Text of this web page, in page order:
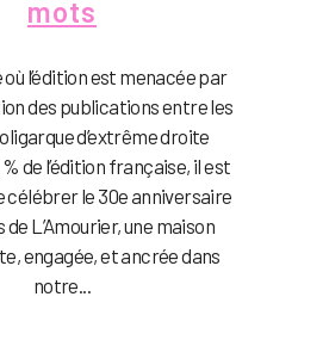
mots
où l’édition est menacée par
des publications entre les
oligarque d’extrême droite
de l’édition française, il est
célébrer le 30e anniversaire
L’Amourier, une maison
engagée, et ancrée dans
notre...